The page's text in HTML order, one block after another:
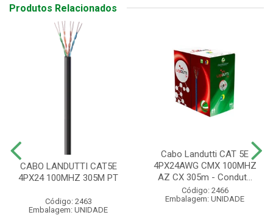
Produtos Relacionados
CABO LANDUTTI CAT5E
4PX24 100MHZ 305M PT
Código: 2463
Embalagem: UNIDADE
Cabo Landutti CAT 5E
4PX24AWG CMX 100MHZ
AZ CX 305m - Condut...
Código: 2466
Embalagem: UNIDADE